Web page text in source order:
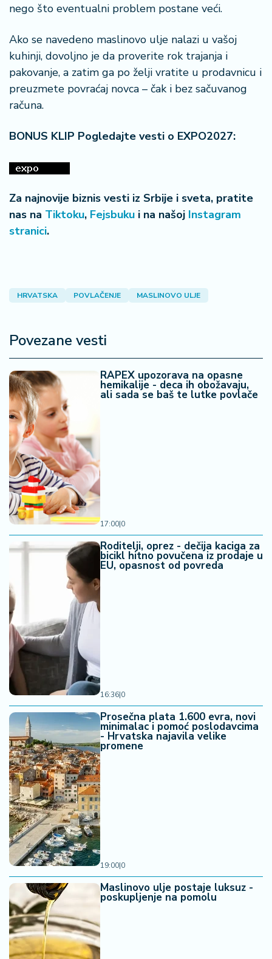
nego što eventualni problem postane veći.
Ako se navedeno maslinovo ulje nalazi u vašoj
kuhinji, dovoljno je da proverite rok trajanja i
pakovanje, a zatim ga po želji vratite u prodavnicu i
preuzmete povraćaj novca – čak i bez sačuvanog
računa.
BONUS KLIP Pogledajte vesti o EXPO2027:
Za najnovije biznis vesti iz Srbije i sveta, pratite
nas na Tiktoku, Fejsbuku i na našoj Instagram
stranici.
HRVATSKA POVLAČENJE MASLINOVO ULJE
Povezane vesti
RAPEX upozorava na opasne
hemikalije - deca ih obožavaju,
ali sada se baš te lutke povlače
17:00|0
Roditelji, oprez - dečija kaciga za
bicikl hitno povučena iz prodaje u
EU, opasnost od povreda
16:36|0
Prosečna plata 1.600 evra, novi
minimalac i pomoć poslodavcima
- Hrvatska najavila velike
promene
19:00|0
Maslinovo ulje postaje luksuz -
poskupljenje na pomolu